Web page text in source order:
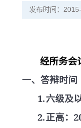
发布时间：
经所务会
一、答辩时间
1.六级及
2.正高：